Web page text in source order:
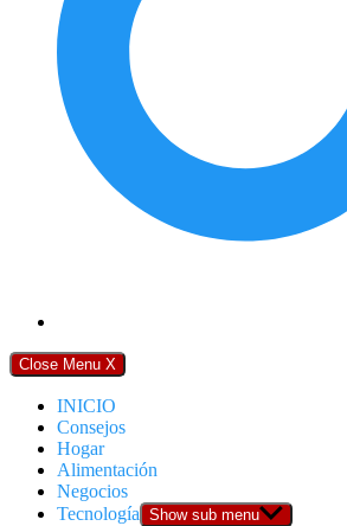
Close Menu X
INICIO
Consejos
Hogar
Alimentación
Negocios
Tecnología Show sub menu